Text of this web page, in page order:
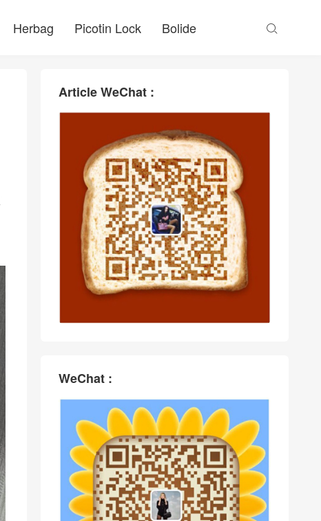
Herbag Picotin Lock Bolide 
Article WeChat :
WeChat :